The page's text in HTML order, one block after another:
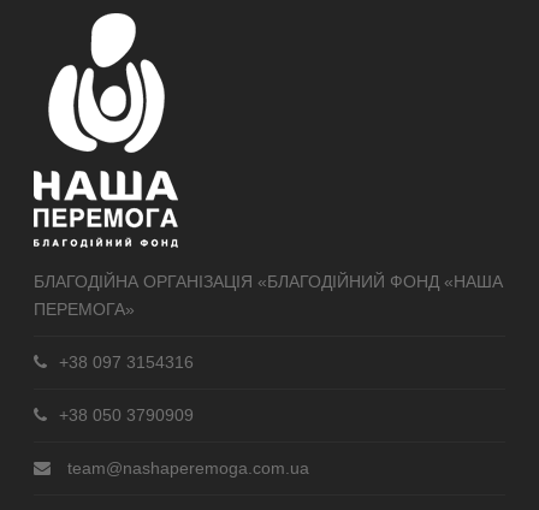
БЛАГОДІЙНА ОРГАНІЗАЦІЯ «БЛАГОДІЙНИЙ ФОНД «НАША
ПЕРЕМОГА»
+38 097 3154316
+38 050 3790909
team@nashaperemoga.com.ua